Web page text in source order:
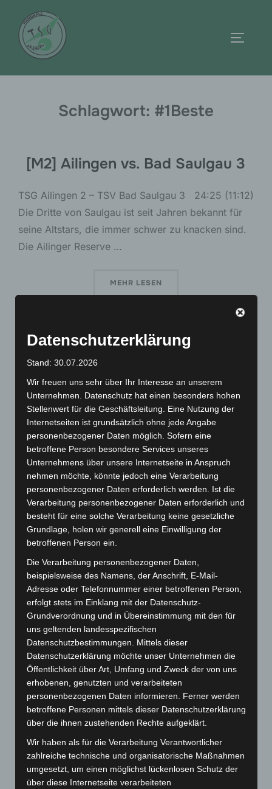
Inhalt
springen
Schlagwort: #1Beste
[M2] Ailingen vs. Bad Saulgau 3
TSG Ailingen 2 – TSV Bad Saulgau 3 24:25 (11:12)
Die Dritte von Saulgau ist seit Jahren bekannt für
seine Altstars, die immer schwer zu knacken sind.
Die Ailinger Reserve …
MEHR ÜBER „[M2] AILINGEN VS. BAD
LESEN
[M2] Spielbericht SG Ailingen-
Kluftern gegen Isny
Ailingen und Kluftern haben im Frühjahr 2020
beschlossen Ihre Kräfte zusammen zu legen und in
Zukunft eine Spielgemeinschaft einzugehen. Für die
nun startende Saison kamen die Beschlüsse zu
spät, um …
MEHRÜBER „[M2] SPIELBERICHT SG
LESEN
1Beste mit beeindruckender
Leistung
Am vergangenen Samstag zeigte sich
Datenschutzerklärung
Stand: 30.07.2026
Wir freuen uns sehr über Ihr Interesse an unserem
Unternehmen. Datenschutz hat einen besonders hohen
Stellenwert für die Geschäftsleitung. Eine Nutzung der
Internetseiten ist grundsätzlich ohne jede Angabe
personenbezogener Daten möglich. Sofern eine
betroffene Person besondere Services unseres
Unternehmens über unsere Internetseite in Anspruch
nehmen möchte, könnte jedoch eine Verarbeitung
personenbezogener Daten erforderlich werden. Ist die
Verarbeitung personenbezogener Daten erforderlich und
besteht für eine solche Verarbeitung keine gesetzliche
Grundlage, holen wir generell eine Einwilligung der
betroffenen Person ein.
Die Verarbeitung personenbezogener Daten,
beispielsweise des Namens, der Anschrift, E-Mail-
Adresse oder Telefonnummer einer betroffenen Person,
erfolgt stets im Einklang mit der Datenschutz-
Grundverordnung und in Übereinstimmung mit den für
uns geltenden landesspezifischen
Datenschutzbestimmungen. Mittels dieser
Datenschutzerklärung möchte unser Unternehmen die
Öffentlichkeit über Art, Umfang und Zweck der von uns
erhobenen, genutzten und verarbeiteten
personenbezogenen Daten informieren. Ferner werden
betroffene Personen mittels dieser Datenschutzerklärung
über die ihnen zustehenden Rechte aufgeklärt.
Wir haben als für die Verarbeitung Verantwortlicher
zahlreiche technische und organisatorische Maßnahmen
umgesetzt, um einen möglichst lückenlosen Schutz der
über diese Internetseite verarbeiteten